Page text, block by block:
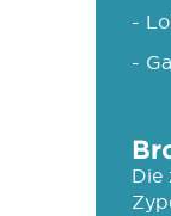
-
-
Die